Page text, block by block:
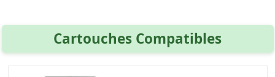
Cartouches Compatibles